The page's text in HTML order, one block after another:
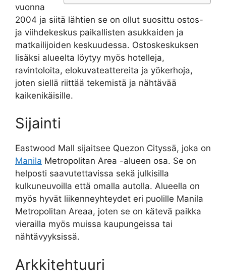
vuonna
2004 ja siitä lähtien se on ollut suosittu ostos-
ja viihdekeskus paikallisten asukkaiden ja
matkailijoiden keskuudessa. Ostoskeskuksen
lisäksi alueelta löytyy myös hotelleja,
ravintoloita, elokuvateattereita ja yökerhoja,
joten siellä riittää tekemistä ja nähtävää
kaikenikäisille.
Sijainti
Eastwood Mall sijaitsee Quezon Cityssä, joka on
Manila Metropolitan Area -alueen osa. Se on
helposti saavutettavissa sekä julkisilla
kulkuneuvoilla että omalla autolla. Alueella on
myös hyvät liikenneyhteydet eri puolille Manila
Metropolitan Areaa, joten se on kätevä paikka
vierailla myös muissa kaupungeissa tai
nähtävyyksissä.
Arkkitehtuuri